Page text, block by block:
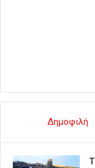
Δημοφιλή